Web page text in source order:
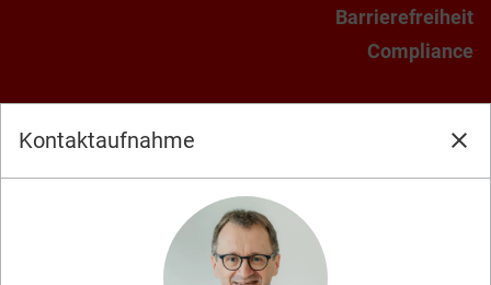
Kontaktaufnahme close
Barrierefreiheit
Compliance